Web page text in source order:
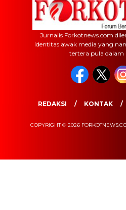
Jurnalis Forkotnews.com
identitas awak media yang
tertera pula dalam
REDAKSI KONTAK
COPYRIGHT © 2026